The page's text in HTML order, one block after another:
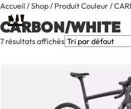
Accueil /Shop/ Produit Couleur /
CARBON/WHITE
7 résultats affichés